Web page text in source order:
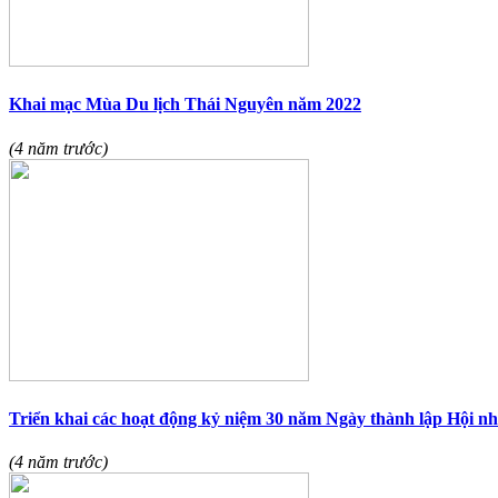
Khai mạc Mùa Du lịch Thái Nguyên năm 2022
(4 năm trước)
Triển khai các hoạt động kỷ niệm 30 năm Ngày thành lập Hội
(4 năm trước)